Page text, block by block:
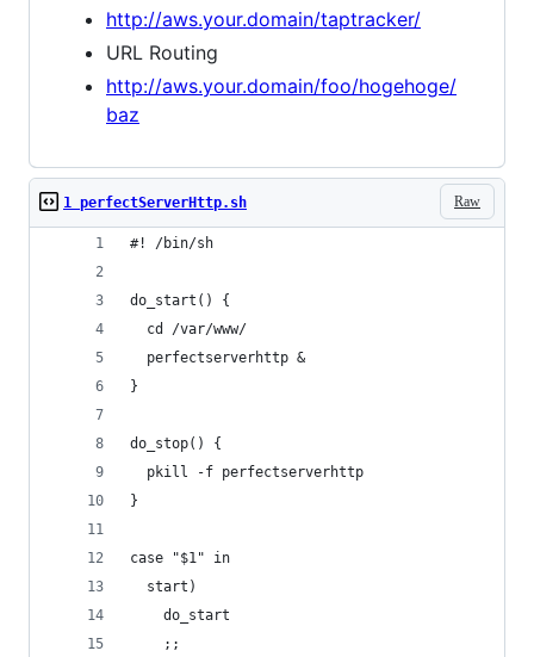
http://aws.your.domain/taptracker/
URL Routing
http://aws.your.domain/foo/hogehoge/
baz
Raw
1 perfectServerHttp.sh
#! /bin/sh
do_start() {
  cd /var/www/
  perfectserverhttp &
}
do_stop() {
  pkill -f perfectserverhttp
}
case "$1" in
  start)
    do_start
    ;;